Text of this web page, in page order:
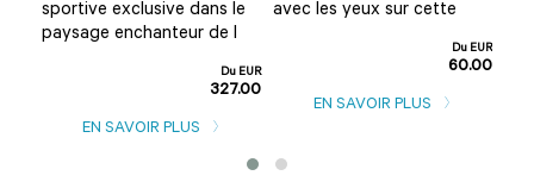
sportive exclusive dans le
paysage enchanteur de l
Du EUR
327.00
EN SAVOIR PLUS
avec les yeux sur cette
Du EUR
60.00
EN SAVOIR PLUS